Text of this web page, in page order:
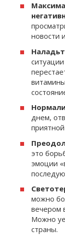
новости
днем,
это
эмоции
можно
вечером
Можно
страны.